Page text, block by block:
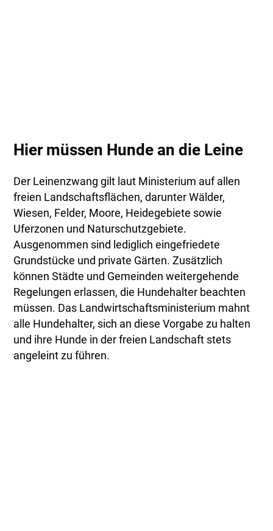
Hier müssen Hunde an die Leine
Der Leinenzwang gilt laut Ministerium auf allen
freien Landschaftsflächen, darunter Wälder,
Wiesen, Felder, Moore, Heidegebiete sowie
Uferzonen und Naturschutzgebiete.
Ausgenommen sind lediglich eingefriedete
Grundstücke und private Gärten. Zusätzlich
können Städte und Gemeinden weitergehende
Regelungen erlassen, die Hundehalter beachten
müssen. Das Landwirtschaftsministerium mahnt
alle Hundehalter, sich an diese Vorgabe zu halten
und ihre Hunde in der freien Landschaft stets
angeleint zu führen.